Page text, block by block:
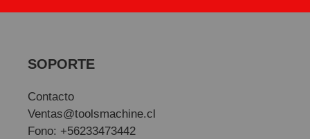
SOPORTE
Contacto
Ventas@toolsmachine.cl
Fono: +56233473442